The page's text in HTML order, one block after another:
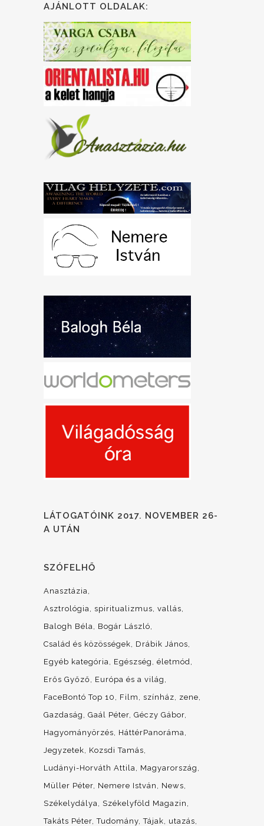
AJÁNLOTT OLDALAK:
LÁTOGATÓINK 2017. NOVEMBER 26-
A UTÁN
SZÓFELHŐ
Anasztázia
Asztrológia, spiritualizmus, vallás
Balogh Béla
Bogár László
Család és közösségek
Drábik János
Egyéb kategória
Egészség, életmód
Erős Győző
Európa és a világ
FaceBontó Top 10
Film, színház, zene
Gazdaság
Gaál Péter Géczy Gábor
Hagyományörzés
HáttérPanoráma
Jegyzetek
Kozsdi Tamás
Ludányi-Horváth Attila
Magyarország
Müller Péter Nemere István
News
Székelydálya
Székelyföld Magazin
Takáts Péter Tudomány Tájak, utazás